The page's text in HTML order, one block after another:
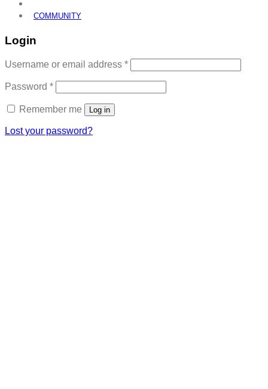
COMMUNITY
Login
Username or email address *Required
Password *Required
Remember me Log in
Lost your password?